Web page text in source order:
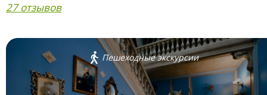
27 отзывов
Пешеходные экскурсии